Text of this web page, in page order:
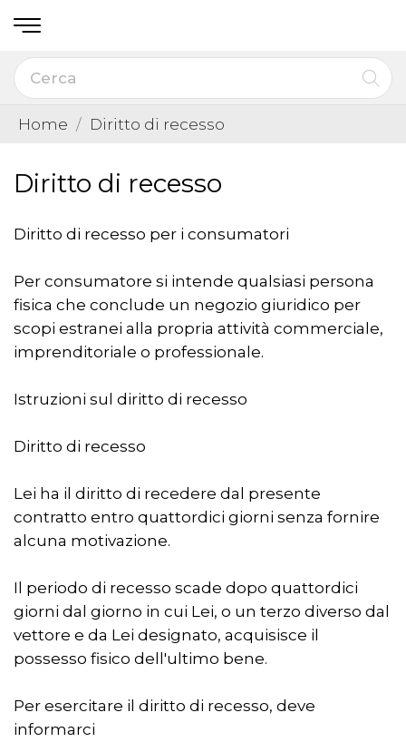
Home Diritto di recesso
Diritto di recesso
Diritto di recesso per i consumatori
Per consumatore si intende qualsiasi persona
fisica che conclude un negozio giuridico per
scopi estranei alla propria attività commerciale,
imprenditoriale o professionale.
Istruzioni sul diritto di recesso
Diritto di recesso
Lei ha il diritto di recedere dal presente
contratto entro quattordici giorni senza fornire
alcuna motivazione.
Il periodo di recesso scade dopo quattordici
giorni dal giorno in cui Lei, o un terzo diverso dal
vettore e da Lei designato, acquisisce il
possesso fisico dell'ultimo bene.
Per esercitare il diritto di recesso, deve
informarci